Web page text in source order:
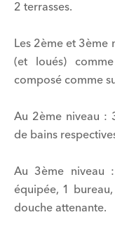
2 terrasses.
Les 2ème et 3ème
(et loués)
composé comme
Au 2ème niveau :
de bains
Au 3ème niveau
équipée, 1
douche attenante.